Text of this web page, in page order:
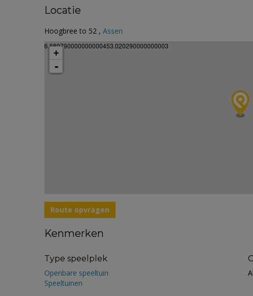
Locatie
Hoogbree to 52 , Assen
6.580790000000000453.020290000000003
+
-
Route opvragen
Kenmerken
Type speelplek
Openbare speeltuin
Speeltuinen